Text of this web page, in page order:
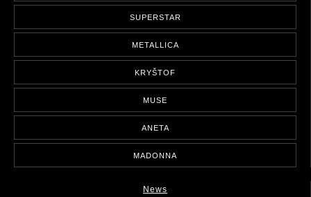
SUPERSTAR
METALLICA
KRYŠTOF
MUSE
ANETA
MADONNA
News